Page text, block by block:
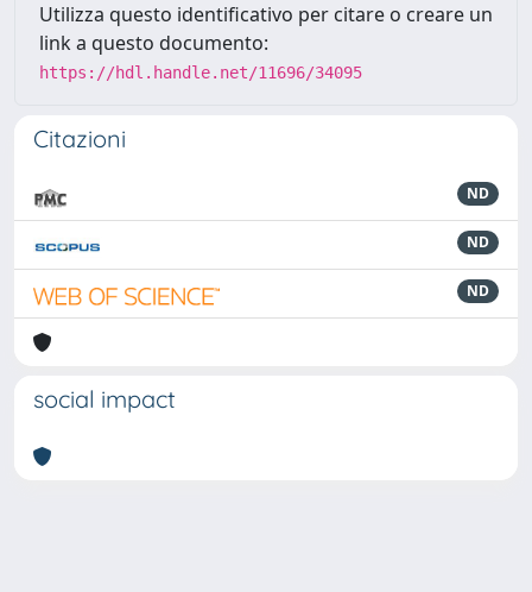
Utilizza questo identificativo per citare o creare un
link a questo documento:
https://hdl.handle.net/11696/34095
Citazioni
ND
ND
ND
social impact